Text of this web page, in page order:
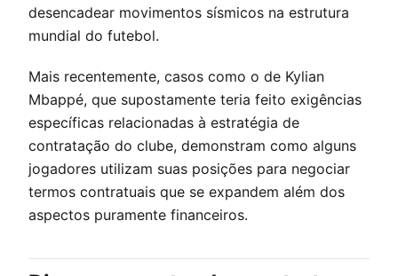
desencadear movimentos sísmicos na estrutura
mundial do futebol.
Mais recentemente, casos como o de Kylian
Mbappé, que supostamente teria feito exigências
específicas relacionadas à estratégia de
contratação do clube, demonstram como alguns
jogadores utilizam suas posições para negociar
termos contratuais que se expandem além dos
aspectos puramente financeiros.